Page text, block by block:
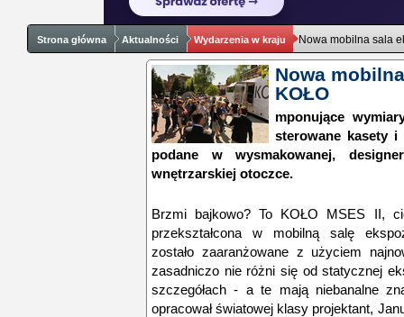
Strona główna Aktualności Wydarzenia w kraju Nowa mobilna sala
Nowa
KOŁO
mponujące
sterowane kasety
podane w wysmakowanej,
wnętrzarskiej otoczce.
Brzmi bajkowo? To KOŁO MSES II,
przekształcona w mobilną salę
zostało zaaranżowane z użyciem
zasadniczo nie różni się od statycznej
szczegółach - a te mają niebanalne
opracował światowej klasy projektant,